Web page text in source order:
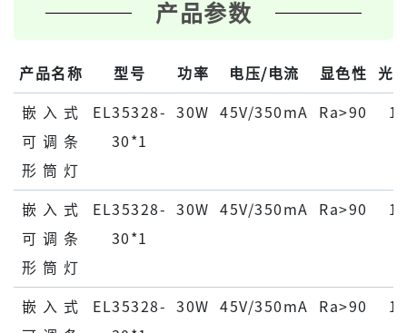
产品参数
产品名称 型号 功率 电压/电流 显色性 光
嵌 ⼊ 式
可 调 条
形 筒 灯
EL35328-
30*1
30W 45V/350mA Ra>90
嵌 ⼊ 式
可 调 条
形 筒 灯
EL35328-
30*1
30W 45V/350mA Ra>90
嵌 ⼊ 式
EL35328-
30W 45V/350mA Ra>90